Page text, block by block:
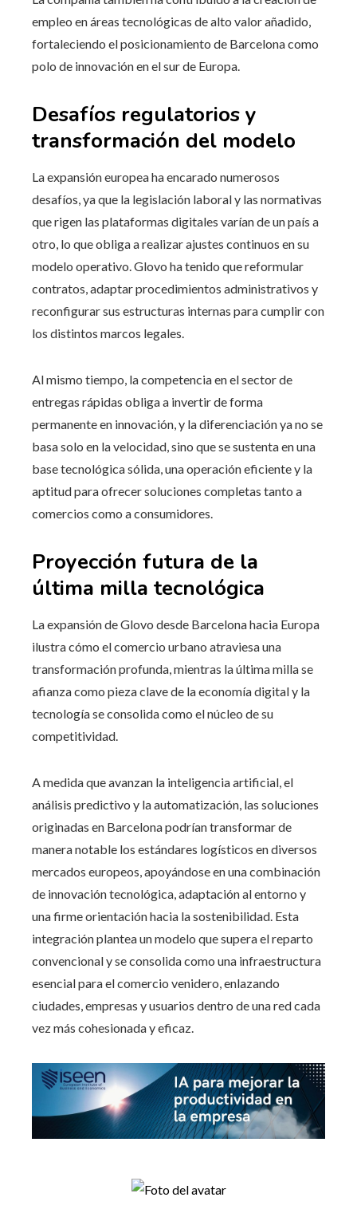
empleo en áreas tecnológicas de alto valor añadido,
fortaleciendo el posicionamiento de Barcelona como
polo de innovación en el sur de Europa.
Desafíos regulatorios y
transformación del modelo
La expansión europea ha encarado numerosos
desafíos, ya que la legislación laboral y las normativas
que rigen las plataformas digitales varían de un país a
otro, lo que obliga a realizar ajustes continuos en su
modelo operativo. Glovo ha tenido que reformular
contratos, adaptar procedimientos administrativos y
reconfigurar sus estructuras internas para cumplir con
los distintos marcos legales.
Al mismo tiempo, la competencia en el sector de
entregas rápidas obliga a invertir de forma
permanente en innovación, y la diferenciación ya no se
basa solo en la velocidad, sino que se sustenta en una
base tecnológica sólida, una operación eficiente y la
aptitud para ofrecer soluciones completas tanto a
comercios como a consumidores.
Proyección futura de la
última milla tecnológica
La expansión de Glovo desde Barcelona hacia Europa
ilustra cómo el comercio urbano atraviesa una
transformación profunda, mientras la última milla se
afianza como pieza clave de la economía digital y la
tecnología se consolida como el núcleo de su
competitividad.
A medida que avanzan la inteligencia artificial, el
análisis predictivo y la automatización, las soluciones
originadas en Barcelona podrían transformar de
manera notable los estándares logísticos en diversos
mercados europeos, apoyándose en una combinación
de innovación tecnológica, adaptación al entorno y
una firme orientación hacia la sostenibilidad. Esta
integración plantea un modelo que supera el reparto
convencional y se consolida como una infraestructura
esencial para el comercio venidero, enlazando
ciudades, empresas y usuarios dentro de una red cada
vez más cohesionada y eficaz.